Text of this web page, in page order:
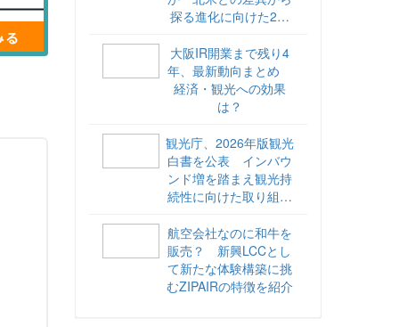
探る進化に向けた2ス
海外DMOのリアル
vol.6】
大阪IR開業まで残り4
年、最新動向まとめ
経済・観光への効果
は？
観光庁、2026年版観光
白書を公表 インバウ
ンド増を踏まえ観光持
続性に向けた取り組み
航空会社なのに和牛を
販売？ 新興LCCとし
て新たな体験構築に挑
むZIPAIRの特徴を紹介